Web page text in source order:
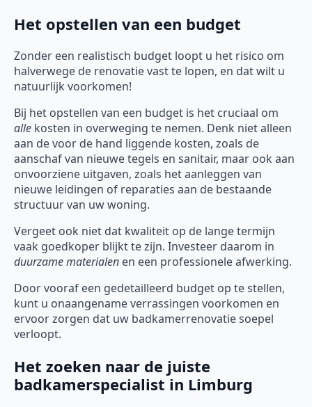
Het opstellen van een budget
Zonder een realistisch budget loopt u het risico om
halverwege de renovatie vast te lopen, en dat wilt u
natuurlijk voorkomen!
Bij het opstellen van een budget is het cruciaal om
alle kosten in overweging te nemen. Denk niet alleen
aan de voor de hand liggende kosten, zoals de
aanschaf van nieuwe tegels en sanitair, maar ook aan
onvoorziene uitgaven, zoals het aanleggen van
nieuwe leidingen of reparaties aan de bestaande
structuur van uw woning.
Vergeet ook niet dat kwaliteit op de lange termijn
vaak goedkoper blijkt te zijn. Investeer daarom in
duurzame materialen en een professionele afwerking.
Door vooraf een gedetailleerd budget op te stellen,
kunt u onaangename verrassingen voorkomen en
ervoor zorgen dat uw badkamerrenovatie soepel
verloopt.
Het zoeken naar de juiste
badkamerspecialist in Limburg